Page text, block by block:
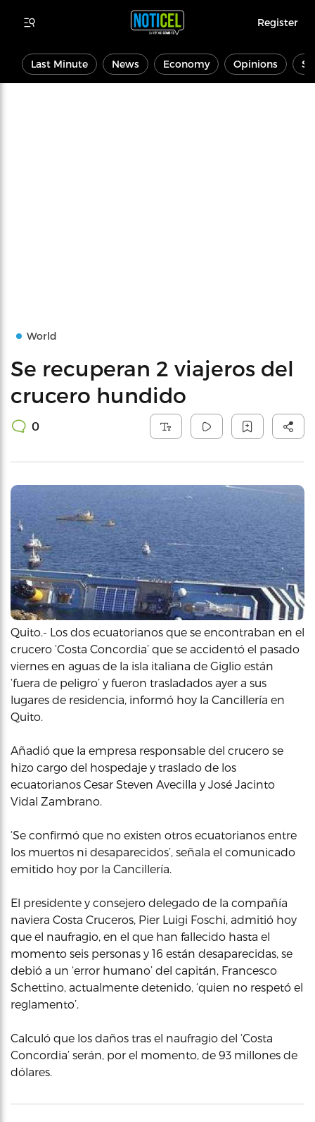
Register
Last Minute News Economy Opinions
World
Se recuperan 2 viajeros del
crucero hundido
0
Quito.- Los dos ecuatorianos que se encontraban en el
crucero ‘Costa Concordia’ que se accidentó el pasado
viernes en aguas de la isla italiana de Giglio están
‘fuera de peligro’ y fueron trasladados ayer a sus
lugares de residencia, informó hoy la Cancillería en
Quito.
Añadió que la empresa responsable del crucero se
hizo cargo del hospedaje y traslado de los
ecuatorianos Cesar Steven Avecilla y José Jacinto
Vidal Zambrano.
‘Se confirmó que no existen otros ecuatorianos entre
los muertos ni desaparecidos’, señala el comunicado
emitido hoy por la Cancillería.
El presidente y consejero delegado de la compañía
naviera Costa Cruceros, Pier Luigi Foschi, admitió hoy
que el naufragio, en el que han fallecido hasta el
momento seis personas y 16 están desaparecidas, se
debió a un ‘error humano’ del capitán, Francesco
Schettino, actualmente detenido, ‘quien no respetó el
reglamento’.
Calculó que los daños tras el naufragio del ‘Costa
Concordia’ serán, por el momento, de 93 millones de
dólares.